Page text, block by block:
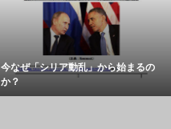
今なぜ「シリア動乱」から始まるの
か？